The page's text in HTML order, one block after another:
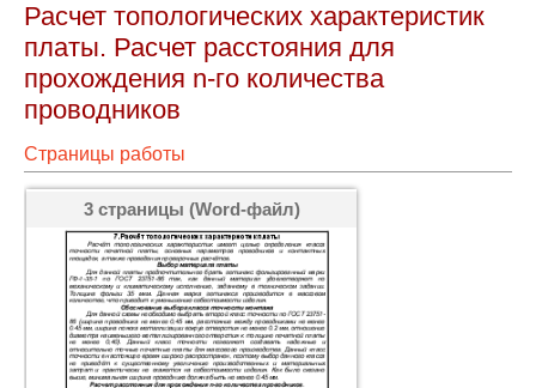
Расчет топологических характеристик
платы. Расчет расстояния для
прохождения n-го количества
проводников
Страницы работы
3 страницы (Word-файл)